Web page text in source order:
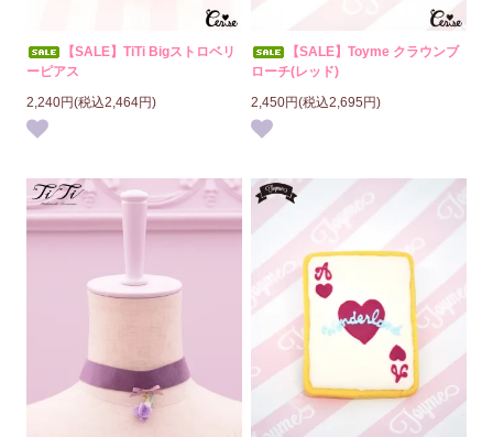
【SALE】TiTi Bigストロベリ
ーピアス
2,240円(税込2,464円)
【SALE】Toyme クラウンブ
ローチ(レッド)
2,450円(税込2,695円)